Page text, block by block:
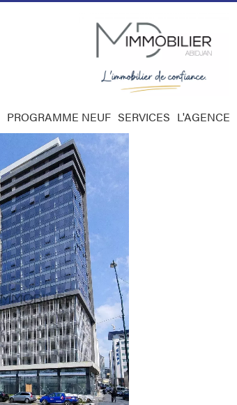
PROGRAMME NEUF SERVICES L'AGENCE